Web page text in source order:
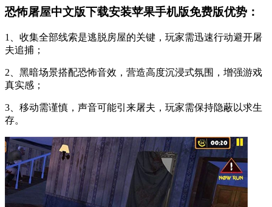
恐怖屠屋中文版下载安装苹果手机版免费版优势：
1、收集全部线索是逃脱房屋的关键，玩家需迅速行动避开屠
夫追捕；
2、黑暗场景搭配恐怖音效，营造高度沉浸式氛围，增强游戏
真实感；
3、移动需谨慎，声音可能引来屠夫，玩家需保持隐蔽以求生
存。